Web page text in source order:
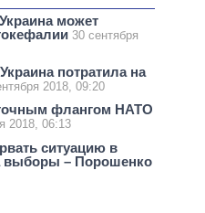
может
30 сентября
потратила на
2018, 09:20
флангом НАТО
2018, 06:13
ситуацию в
выборы – Порошенко